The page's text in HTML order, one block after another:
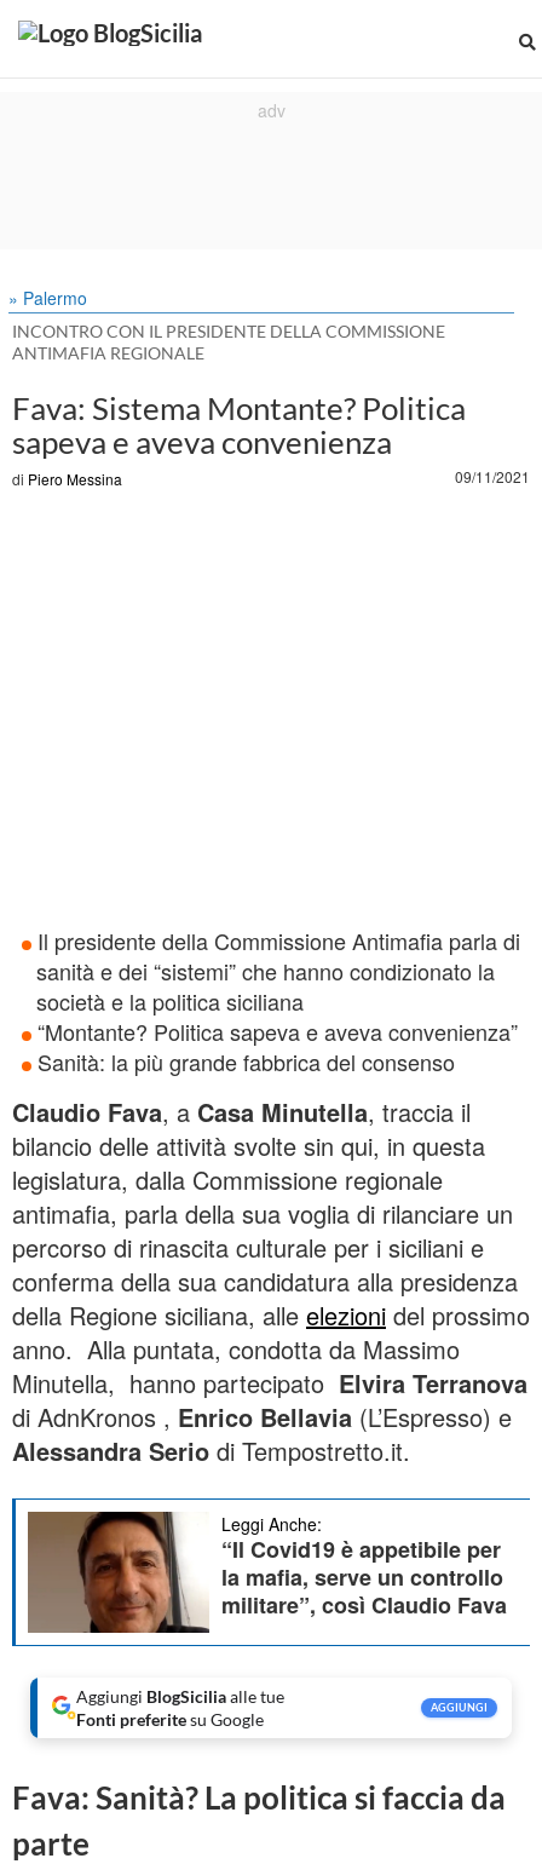
» Palermo
INCONTRO CON IL PRESIDENTE DELLA COMMISSIONE
ANTIMAFIA REGIONALE
Fava: Sistema Montante? Politica
sapeva e aveva convenienza
di Piero Messina 09/11/2021
Il presidente della Commissione Antimafia parla di
sanità e dei “sistemi” che hanno condizionato la
società e la politica siciliana
“Montante? Politica sapeva e aveva convenienza”
Sanità: la più grande fabbrica del consenso
Claudio Fava, a Casa Minutella, traccia il
bilancio delle attività svolte sin qui, in questa
legislatura, dalla Commissione regionale
antimafia, parla della sua voglia di rilanciare un
percorso di rinascita culturale per i siciliani e
conferma della sua candidatura alla presidenza
della Regione siciliana, alle elezioni del prossimo
anno. Alla puntata, condotta da Massimo
Minutella, hanno partecipato Elvira Terranova
di AdnKronos , Enrico Bellavia (L’Espresso) e
Alessandra Serio di Tempostretto.it.
Leggi Anche:
“Il Covid19 è appetibile per
la mafia, serve un controllo
militare”, così Claudio Fava
Aggiungi BlogSiciliaalle tue
Fonti preferitesu Google
AGGIUNGI
Fava: Sanità? La politica si faccia da
parte